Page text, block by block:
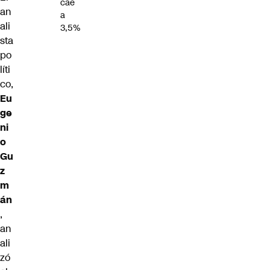
an
ali
sta
po
líti
co,
Eu
ge
ni
o
Gu
z
m
án
,
an
ali
zó
cae
a
3,5%